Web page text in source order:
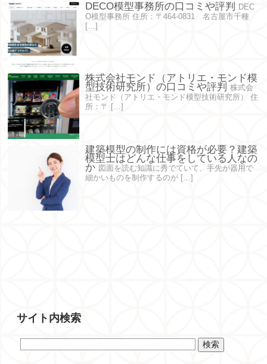
DECO模型事務所の口コミや評判
DEC
O模型事務所 住所：〒464-0831 名古屋市千種
[…]
株式会社モンド（アトリエ・モンド模
型技術研究所）の口コミや評判
株式会
社モンド（アトリエ・モンド模型技術研究所） 住
所：〒 […]
建築模型の制作には資格が必要？建築
模型士はどんな仕事をしている人なの
か 図面を読む知識に秀でていて、手先が器用で
細かいものを制作するのが […]
サイト内検索